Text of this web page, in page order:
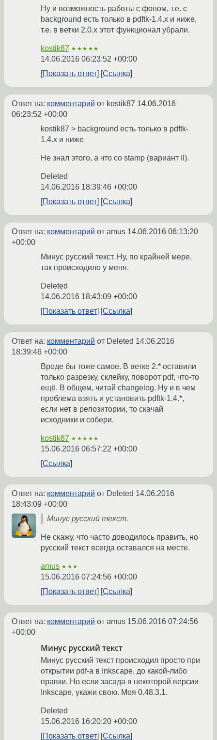
Ну и возможность работы с фоном, т.е. с
background есть только в pdftk-1.4.x и ниже,
т.е. в ветки 2.0.x этот функционал убрали.
kostik87 ★★★★★
14.06.2016 06:23:52 +00:00
Показать ответ
Ссылка
Ответ на: комментарий от kostik87 14.06.2016
06:23:52 +00:00
kostik87 > background есть только в pdftk-
1.4.x и ниже
Не знал этого, а что со stamp (вариант II).
Deleted
14.06.2016 18:39:46 +00:00
Показать ответ
Ссылка
Ответ на: комментарий от amus 14.06.2016 06:13:20
+00:00
Минус русский текст. Ну, по крайней мере,
так происходило у меня.
Deleted
14.06.2016 18:43:09 +00:00
Показать ответ
Ссылка
Ответ на: комментарий от Deleted 14.06.2016
18:39:46 +00:00
Вроде бы тоже самое. В ветке 2.* оставили
только разрезку, склейку, поворот pdf, что-то
ещё. В общем, читай changelog. Ну и в чем
проблема взять и установить pdftk-1.4.*,
если нет в репозитории, то скачай
исходники и собери.
kostik87 ★★★★★
15.06.2016 06:57:22 +00:00
Ссылка
Ответ на: комментарий от Deleted 14.06.2016
18:43:09 +00:00
Минус русский текст.
Не скажу, что часто доводилось править, но
русский текст всегда оставался на месте.
amus ★★★
15.06.2016 07:24:56 +00:00
Показать ответ
Ссылка
Ответ на: комментарий от amus 15.06.2016 07:24:56
+00:00
Минус русский текст
Минус русский текст происходил просто при
открытии pdf-а в Inkscape, до какой-либо
правки. Но если засада в некоторой версии
Inkscape, укажи свою. Моя 0.48.3.1.
Deleted
15.06.2016 16:20:20 +00:00
Показать ответ
Ссылка